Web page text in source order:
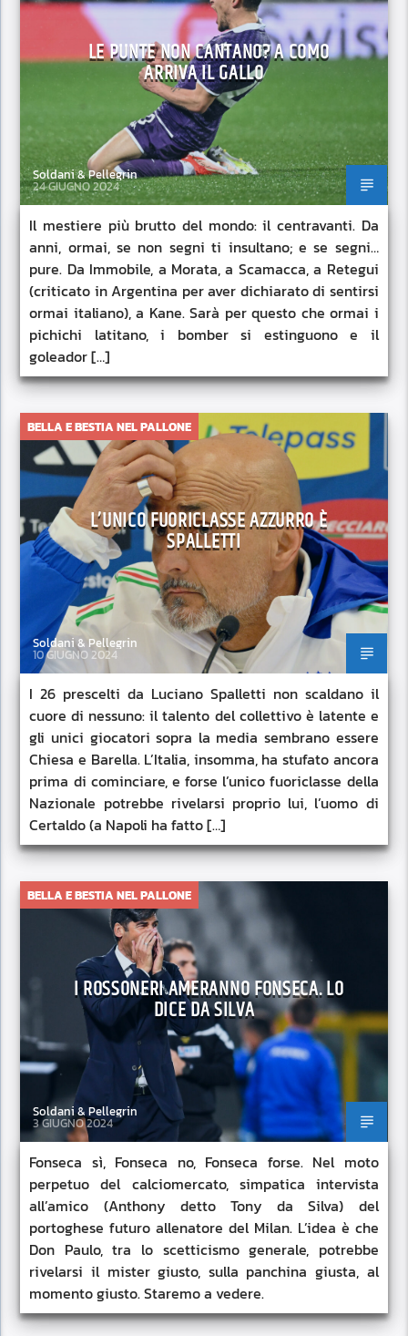
LE PUNTE NON CANTANO? A COMO
ARRIVA IL GALLO
Soldani & Pellegrin
24 GIUGNO 2024
Il mestiere più brutto del mondo: il centravanti. Da
anni, ormai, se non segni ti insultano; e se segni…
pure. Da Immobile, a Morata, a Scamacca, a Retegui
(criticato in Argentina per aver dichiarato di sentirsi
ormai italiano), a Kane. Sarà per questo che ormai i
pichichi latitano, i bomber si estinguono e il
goleador […]
BELLA E BESTIA NEL PALLONE
L’UNICO FUORICLASSE AZZURRO È
SPALLETTI
Soldani & Pellegrin
10 GIUGNO 2024
I 26 prescelti da Luciano Spalletti non scaldano il
cuore di nessuno: il talento del collettivo è latente e
gli unici giocatori sopra la media sembrano essere
Chiesa e Barella. L’Italia, insomma, ha stufato ancora
prima di cominciare, e forse l’unico fuoriclasse della
Nazionale potrebbe rivelarsi proprio lui, l’uomo di
Certaldo (a Napoli ha fatto […]
BELLA E BESTIA NEL PALLONE
I ROSSONERI AMERANNO FONSECA. LO
DICE DA SILVA
Soldani & Pellegrin
3 GIUGNO 2024
Fonseca sì, Fonseca no, Fonseca forse. Nel moto
perpetuo del calciomercato, simpatica intervista
all’amico (Anthony detto Tony da Silva) del
portoghese futuro allenatore del Milan. L’idea è che
Don Paulo, tra lo scetticismo generale, potrebbe
rivelarsi il mister giusto, sulla panchina giusta, al
momento giusto. Staremo a vedere.